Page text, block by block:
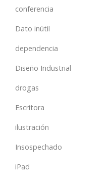
conferencia
Dato inútil
dependencia
Diseño Industrial
drogas
Escritora
ilustración
Insospechado
iPad